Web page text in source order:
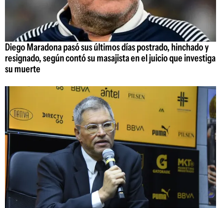
Diego Maradona pasó sus últimos días postrado, hinchado y
resignado, según contó su masajista en el juicio que investiga
su muerte